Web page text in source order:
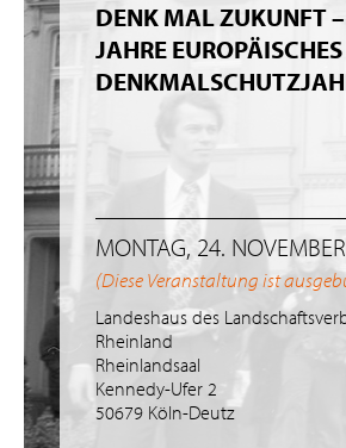
DENK MAL ZUKUNFT
JAHRE EUROPÄISCHES
MONTAG, 24.
(Diese Veranstaltung ist
Landeshaus des
Rheinland
Rheinlandsaal
Kennedy-Ufer 2
50679 Köln-Deutz